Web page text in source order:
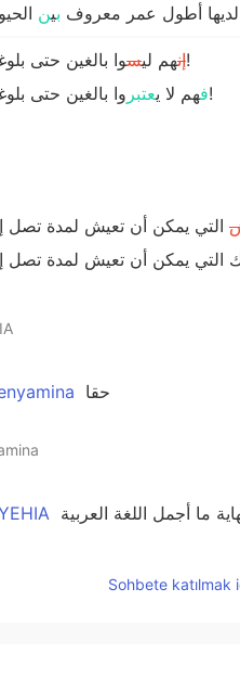
أطول عمر معروف بين
إنهم ليس
وا بالغين حتى بلوغهم 150 عامًا!
فهم ل يعتبر وا بالغين حتى بلوغهم 150 عامًا!
حقا
ما أجمل اللغة العربية
Sohbete katılmak